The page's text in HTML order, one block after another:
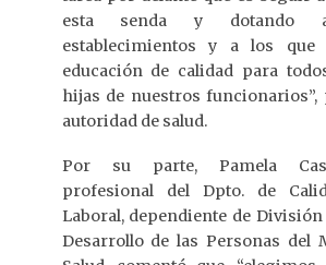
esta senda y dotando
establecimientos y a los que
educación de calidad para
hijas de nuestros funcionarios”,
autoridad de salud.
Por su parte, Pamela
profesional del Dpto. de
Laboral, dependiente de
Desarrollo de las Personas del